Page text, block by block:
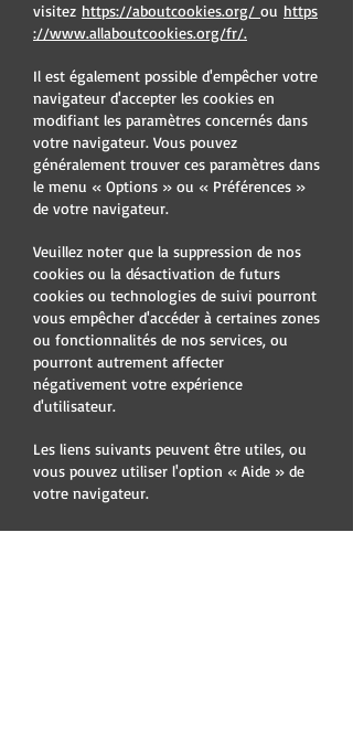
visitez https://aboutcookies.org/ ou https
://www.allaboutcookies.org/fr/.
Il est également possible d'empêcher votre
navigateur d'accepter les cookies en
modifiant les paramètres concernés dans
votre navigateur. Vous pouvez
généralement trouver ces paramètres dans
le menu « Options » ou « Préférences »
de votre navigateur.
Veuillez noter que la suppression de nos
cookies ou la désactivation de futurs
cookies ou technologies de suivi pourront
vous empêcher d'accéder à certaines zones
ou fonctionnalités de nos services, ou
pourront autrement affecter
négativement votre expérience
d'utilisateur.
Les liens suivants peuvent être utiles, ou
vous pouvez utiliser l'option « Aide » de
votre navigateur.